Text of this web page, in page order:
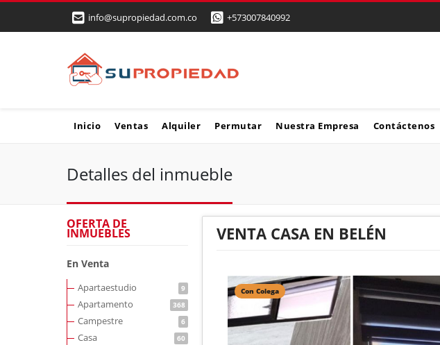
info@supropiedad.com.co +573007840992
Inicio Ventas Alquiler Permutar Nuestra Empresa Contáctenos
Detalles del inmueble
OFERTA DE
INMUEBLES
En Venta
Apartaestudio 9
Apartamento 368
Campestre 6
Casa 60
VENTA CASA EN BELÉN
Con Colega